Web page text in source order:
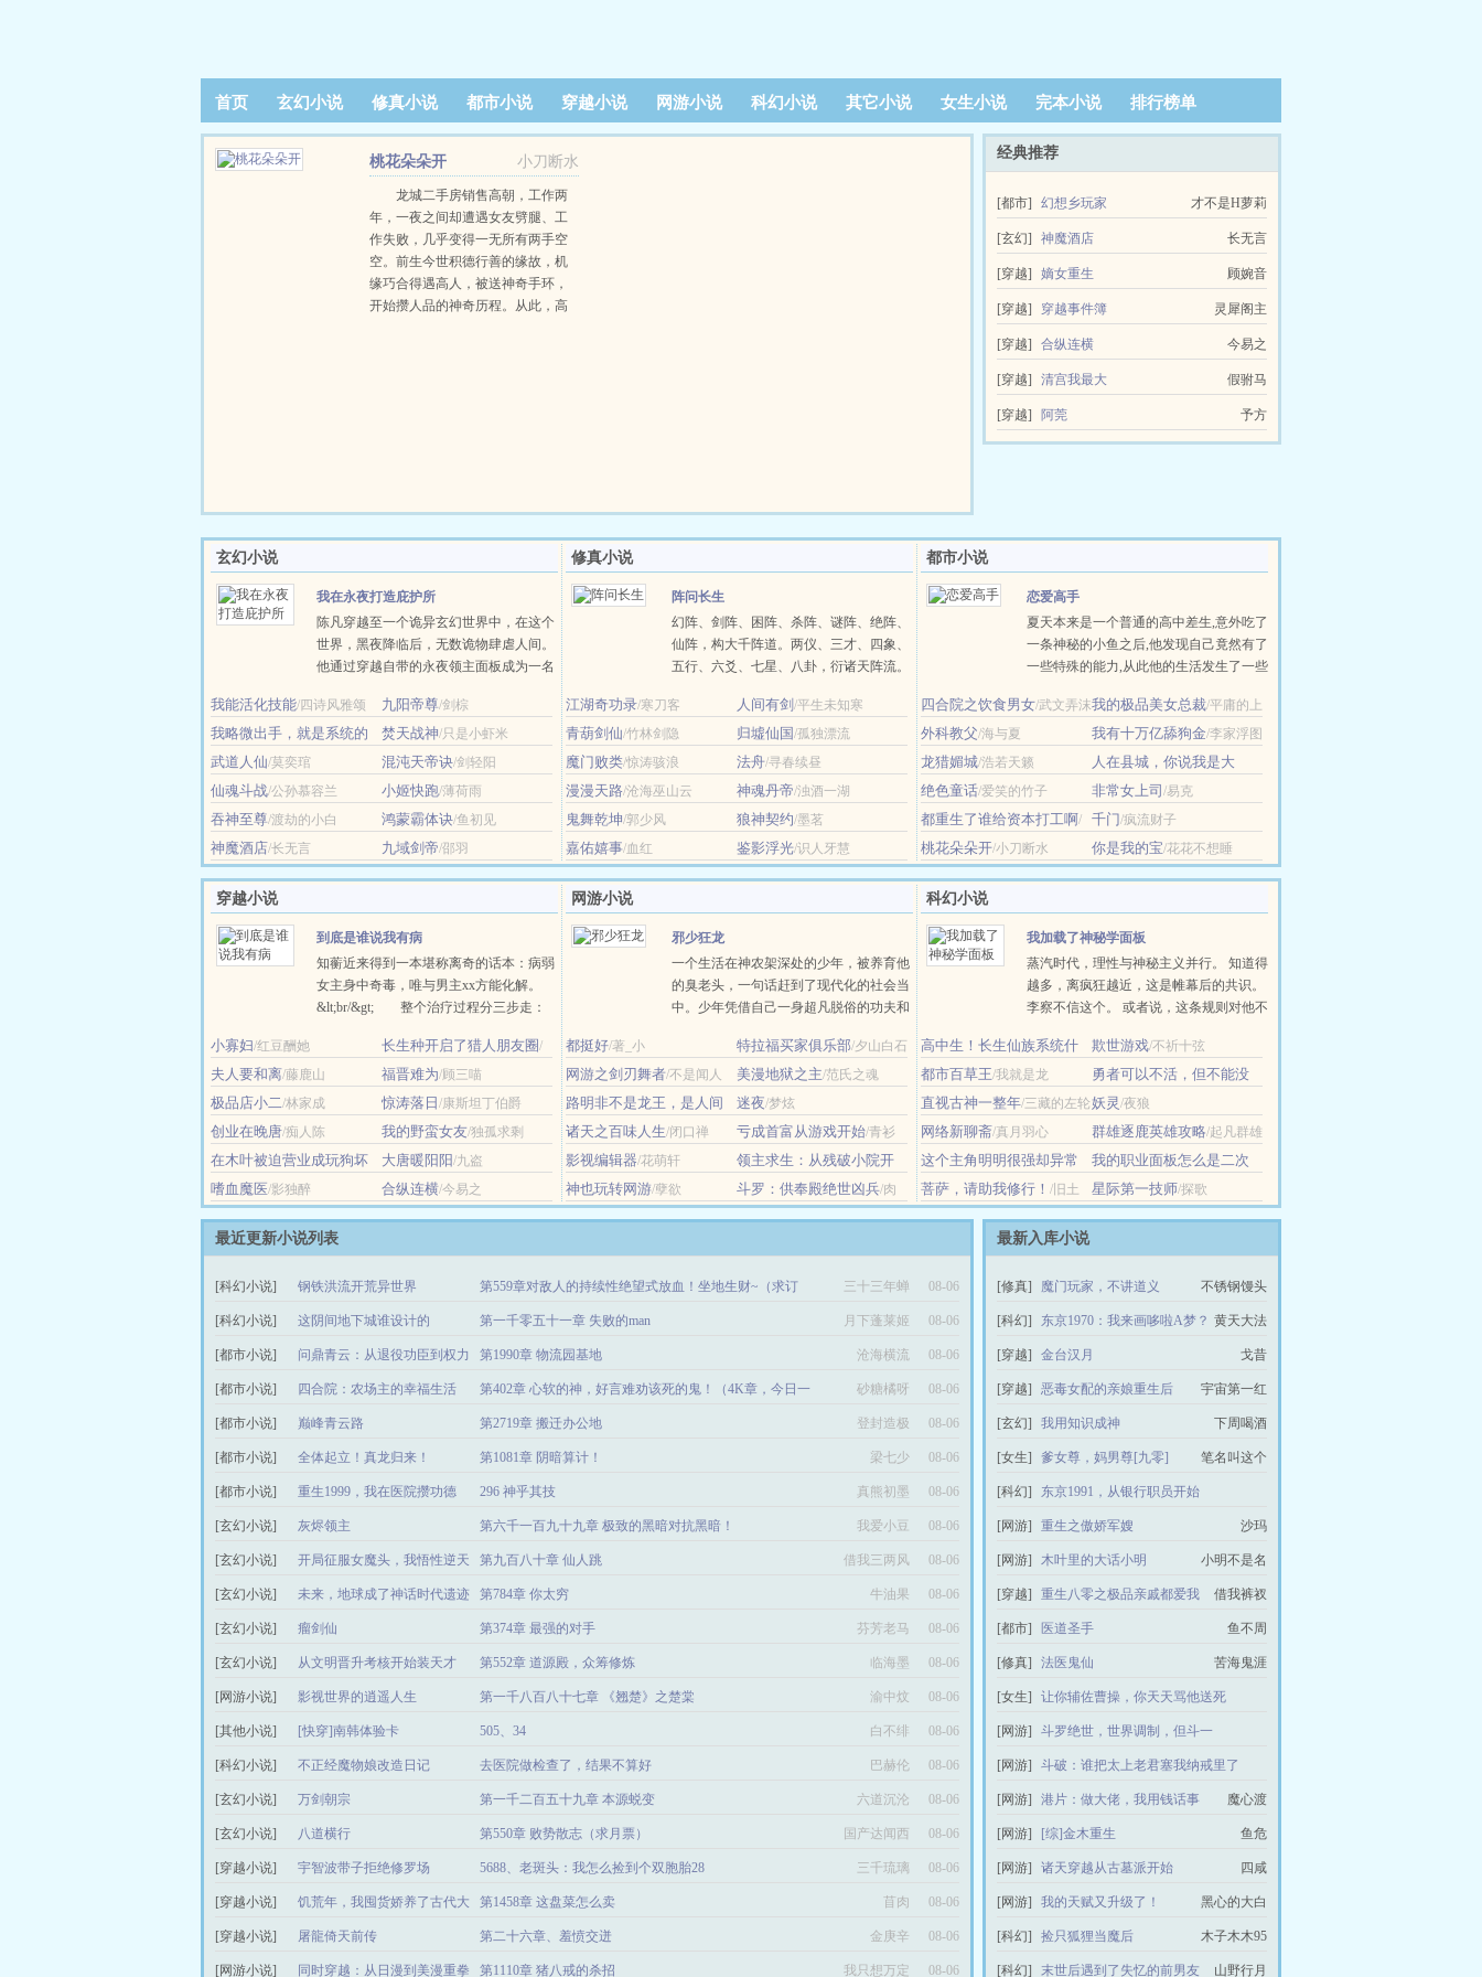
首页 玄幻小说 修真小说 都市小说 穿越小说 网游小说 科幻小说 其它小说 女生小说 完本小说 排行榜单
阅读记录
小刀断水
桃花朵朵开
龙城二手房销售高朝，工作两
年，一夜之间却遭遇女友劈腿、工
作失败，几乎变得一无所有两手空
空。前生今世积德行善的缘故，机
缘巧合得遇高人，被送神奇手环，
开始攒人品的神奇历程。从此，高
经典推荐
[都市] 幻想乡玩家 才不是H萝莉
[玄幻] 神魔酒店 长无言
[穿越] 嫡女重生 顾婉音
[穿越] 穿越事件簿 灵犀阁主
[穿越] 合纵连横 今易之
[穿越] 清宫我最大 假驸马
[穿越] 阿莞 予方
玄幻小说
我在永夜打造庇护所
陈凡穿越至一个诡异玄幻世界中，在这个
世界，黑夜降临后，无数诡物肆虐人间。
他通过穿越自带的永夜领主面板成为一名
的营地。 诡火、城墙、祭塔，一座座建筑
凭空升起，他的名声也渐渐响彻整个江
北。 直至—— ......
我能活化技能/四诗风雅颂 九阳帝尊/剑棕
我略微出手，就是系统的
极限 /忽有清风化剑意
焚天战神/只是小虾米
武道人仙/莫奕琯 混沌天帝诀/剑轻阳
仙魂斗战/公孙慕容兰 小姬快跑/薄荷雨
吞神至尊/渡劫的小白 鸿蒙霸体诀/鱼初见
神魔酒店/长无言 九域剑帝/邵羽
修真小说
阵问长生
幻阵、剑阵、困阵、杀阵、谜阵、绝阵、
仙阵，构大千阵道。两仪、三才、四象、
五行、六爻、七星、八卦，衍诸天阵流。
求道问长生。-----------------------------------
（ps.主角是修界土著，父母双全，从十岁
开始写，穿越的设......
江湖奇功录/寒刀客 人间有剑 /平生未知寒
青葫剑仙/竹林剑隐 归墟仙国/孤独漂流
魔门败类/惊涛骇浪 法舟/寻春续昼
漫漫天路/沧海巫山云 神魂丹帝/浊酒一湖
鬼舞乾坤/郭少风 狼神契约/墨茗
嘉佑嬉事/血红 鉴影浮光/识人牙慧
都市小说
恋爱高手
夏天本来是一个普通的高中差生,意外吃了
一条神秘的小鱼之后,他发现自己竟然有了
一些特殊的能力,从此他的生活发生了一些
政两界,温柔美丽的美女老师,漂亮善良的
班花,乖巧体贴的邻家女孩,任性聪敏的大
小姐,纷至沓来,涌入了夏天......
四合院之饮食男女/武文弄沫我的极品美女总裁/平庸的上
帝
外科教父/海与夏 我有十万亿舔狗金/李家浮图
龙猎媚城/浩若天籁
人在县城，你说我是大
佬？/森外
绝色童话/爱笑的竹子 非常女上司 /易克
都重生了谁给资本打工啊/
地铁摆摊少年
千门/疯流财子
桃花朵朵开/小刀断水 你是我的宝/花花不想睡
穿越小说
到底是谁说我有病
知蘅近来得到一本堪称离奇的话本：病弱
女主身中奇毒，唯与男主xx方能化解。
&lt;br/&gt; 整个治疗过程分三步走：
抱；&lt;br/&gt; 二、两情相悦，唇齿
交融；&lt;br/&gt; 三、阴阳调和，深
入……&lt;br/&gt; &lt;br......
小寡妇/红豆酬她 长生种开启了猎人朋友圈/
炘光续昼
夫人要和离/藤鹿山 福晋难为/顾三喵
极品店小二/林家成 惊涛落日 /康斯坦丁伯爵
创业在晚唐/痴人陈 我的野蛮女友/独孤求剩
在木叶被迫营业成玩狗坏
女人 /四月四十一
大唐暖阳阳/九盗
嗜血魔医/影独醉 合纵连横/今易之
网游小说
邪少狂龙
一个生活在神农架深处的少年，被养育他
的臭老头，一句话赶到了现代化的社会当
中。少年凭借自己一身超凡脱俗的功夫和
心，收敛四方财利，当他站到世界的顶端
之时，那些毫不知情的人才知道，他还有
另一个身份，那就是守龙一脉的......
都挺好/著_小 特拉福买家俱乐部/夕山白石
网游之剑刃舞者/不是闻人 美漫地狱之主/范氏之魂
路明非不是龙王，是人间
之神！/盐焗西蓝花
迷夜/梦炫
诸天之百味人生/闭口禅 亏成首富从游戏开始/青衫
取醉
影视编辑器/花萌轩
领主求生：从残破小院开
始攻略 /中华小铁匠
神也玩转网游/孽欲 斗罗：供奉殿绝世凶兵/肉
沫砂锅粉
科幻小说
我加载了神秘学面板
蒸汽时代，理性与神秘主义并行。 知道得
越多，离疯狂越近，这是帷幕后的共识。
李察不信这个。 或者说，这条规则对他不
精通，像一台不需要停机的蒸汽机。 ……
【呼吸Lv.3·疗愈：沉疴尽退，旧疾全消】
......
高中生！长生仙族系统什
么鬼！/辛老板
欺世游戏/不祈十弦
都市百草王/我就是龙
勇者可以不活，但不能没
活 /Tokyo哥斯拉
直视古神一整年/三藏的左轮妖灵/夜狼
网络新聊斋/真月羽心 群雄逐鹿英雄攻略/起凡群雄
逐鹿
这个主角明明很强却异常
谨慎 /偷神月岁
我的职业面板怎么是二次
元画风？ /只帮一点点
菩萨，请助我修行！ /旧土
游戏
星际第一技师/探歌
最近更新小说列表
[科幻小说] 钢铁洪流开荒异世界
第559章对敌人的持续性绝望式放血！坐地生财~（求订
阅）
三十三年蝉 08-06
[科幻小说] 这阴间地下城谁设计的 第一千零五十一章 失败的man 月下蓬莱姬 08-06
[都市小说]
问鼎青云：从退役功臣到权力
之巅
第1990章 物流园基地 沧海横流 08-06
[都市小说] 四合院：农场主的幸福生活
第402章 心软的神，好言难劝该死的鬼！（4K章，今日一
更）
砂糖橘呀 08-06
[都市小说] 巅峰青云路 第2719章 搬迁办公地 登封造极 08-06
[都市小说] 全体起立！真龙归来！ 第1081章 阴暗算计！ 梁七少 08-06
[都市小说] 重生1999，我在医院攒功德 296 神乎其技 真熊初墨 08-06
[玄幻小说] 灰烬领主 第六千一百九十九章 极致的黑暗对抗黑暗！ 我爱小豆 08-06
[玄幻小说]
开局征服女魔头，我悟性逆天
了
第九百八十章 仙人跳 借我三两风 08-06
[玄幻小说] 未来，地球成了神话时代遗迹 第784章 你太穷 牛油果 08-06
[玄幻小说] 瘤剑仙 第374章 最强的对手 芬芳老马 08-06
[玄幻小说] 从文明晋升考核开始装天才 第552章 道源殿，众筹修炼 临海墨 08-06
[网游小说] 影视世界的逍遥人生 第一千八百八十七章 《翘楚》之楚棠 渝中炆 08-06
[其他小说] [快穿]南韩体验卡 505、34 白不绯 08-06
[科幻小说] 不正经魔物娘改造日记 去医院做检查了，结果不算好 巴赫伦 08-06
[玄幻小说] 万剑朝宗 第一千二百五十九章 本源蜕变 六道沉沦 08-06
[玄幻小说] 八道横行 第550章 败势散志（求月票） 国产达闻西 08-06
[穿越小说] 宇智波带子拒绝修罗场 5688、老斑头：我怎么捡到个双胞胎28 三千琉璃 08-06
[穿越小说]
饥荒年，我囤货娇养了古代大
将军
第1458章 这盘菜怎么卖 苜肉 08-06
[穿越小说] 屠龍倚天前传 第二十六章、羞愤交迸 金庚辛 08-06
[网游小说] 同时穿越：从日漫到美漫重拳 第1110章 猪八戒的杀招 我只想万定 08-06
最新入库小说
[修真] 魔门玩家，不讲道义 不锈钢馒头
[科幻] 东京1970：我来画哆啦A梦？ 黄天大法
[穿越] 金台汉月 戈昔
[穿越] 恶毒女配的亲娘重生后 宇宙第一红
[玄幻] 我用知识成神 下周喝酒
[女生] 爹女尊，妈男尊[九零] 笔名叫这个
[科幻]
东京1991，从银行职员开始
今日手缚苍龙
[网游] 重生之傲娇军嫂 沙玛
[网游] 木叶里的大话小明 小明不是名
[穿越] 重生八零之极品亲戚都爱我 借我裤衩
[都市] 医道圣手 鱼不周
[修真] 法医鬼仙 苦海鬼涯
[女生]
让你辅佐曹操，你天天骂他送死
天煞门的小花娘
[网游]
斗罗绝世，世界调制，但斗一
是摆烂不是咸鱼
[网游]
斗破：谁把太上老君塞我纳戒里了
沐沐蛇
[网游] 港片：做大佬，我用钱话事 魔心渡
[网游] [综]金木重生 鱼危
[网游] 诸天穿越从古墓派开始 四咸
[网游] 我的天赋又升级了！ 黑心的大白
[科幻] 捡只狐狸当魔后 木子木木95
[科幻] 末世后遇到了失忆的前男友 山野行月